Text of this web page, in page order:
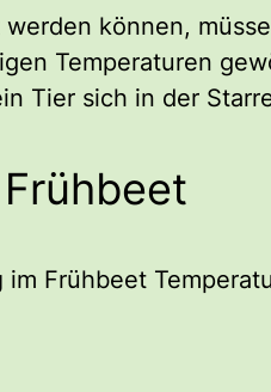
können,
Temperaturen
Tier sich in der
im Frühbeet